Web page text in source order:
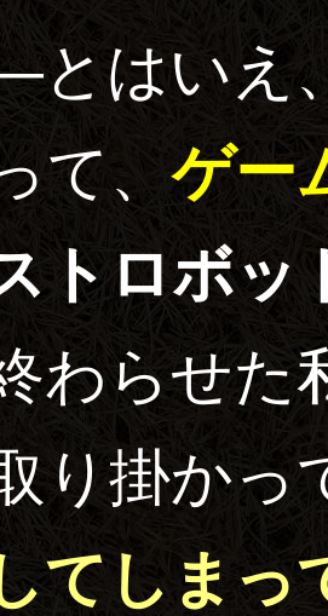
いえ、
て、ゲー
トロボッ
わらせた
り掛かっ
てしまっ